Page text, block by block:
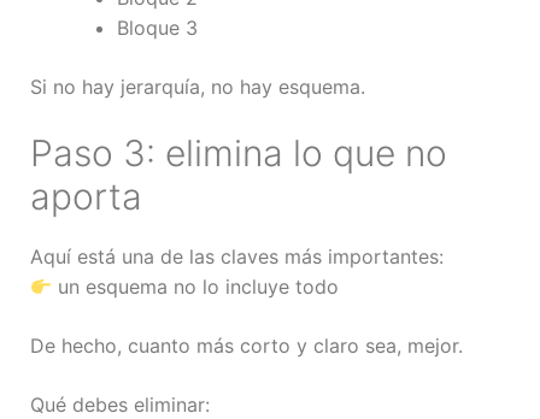
Bloque 3
Si no hay jerarquía, no hay esquema.
Paso 3: elimina lo que no
aporta
Aquí está una de las claves más importantes:
un esquema no lo incluye todo
De hecho, cuanto más corto y claro sea, mejor.
Qué debes eliminar: